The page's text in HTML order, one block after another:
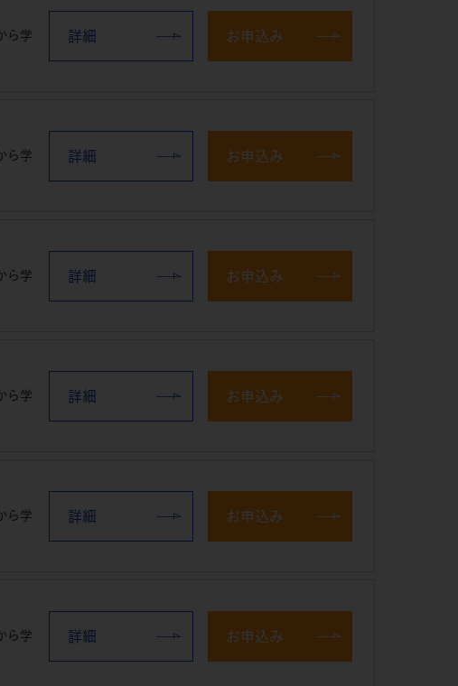
ら学
詳細 お申込み
ら学
詳細 お申込み
ら学
詳細 お申込み
ら学
詳細 お申込み
ら学
詳細 お申込み
ら学
詳細 お申込み